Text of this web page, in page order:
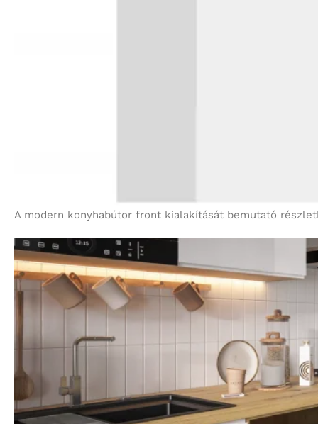
A modern konyhabútor front kialakítását bemutató